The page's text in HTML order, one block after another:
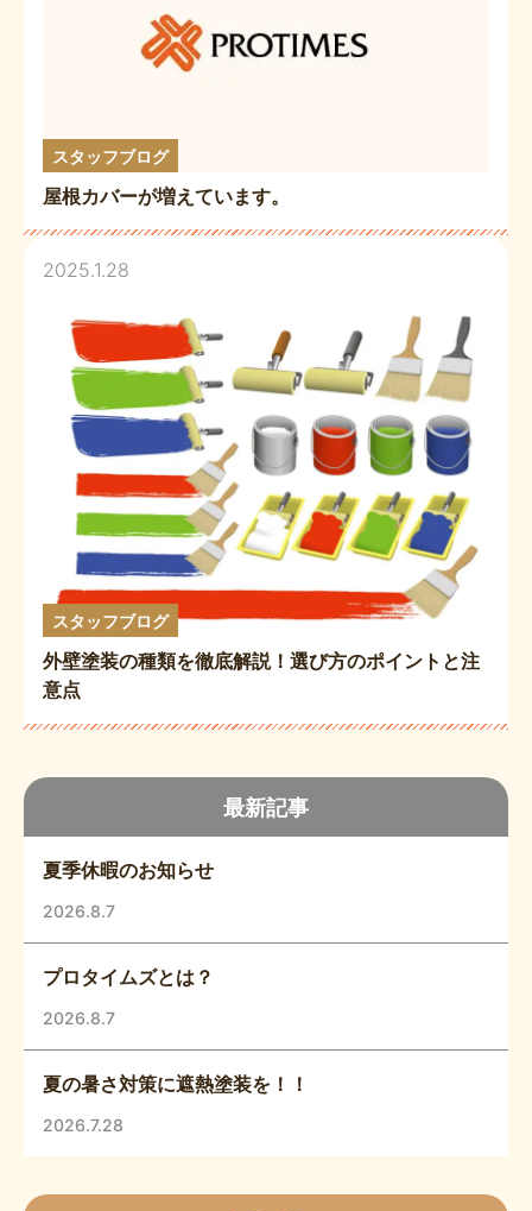
最新記事
夏季休暇のお知らせ
2026.8.7
プロタイムズとは？
2026.8.7
夏の暑さ対策に遮熱塗装を！！
2026.7.28
スタッフブログ
屋根カバーが増えています。
2025.1.28
スタッフブログ
外壁塗装の種類を徹底解説！選び方のポイントと注
意点